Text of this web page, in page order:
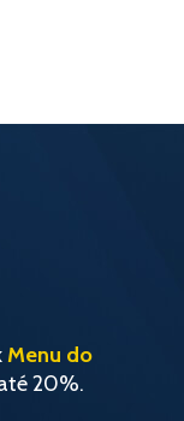
Menu do
20%.